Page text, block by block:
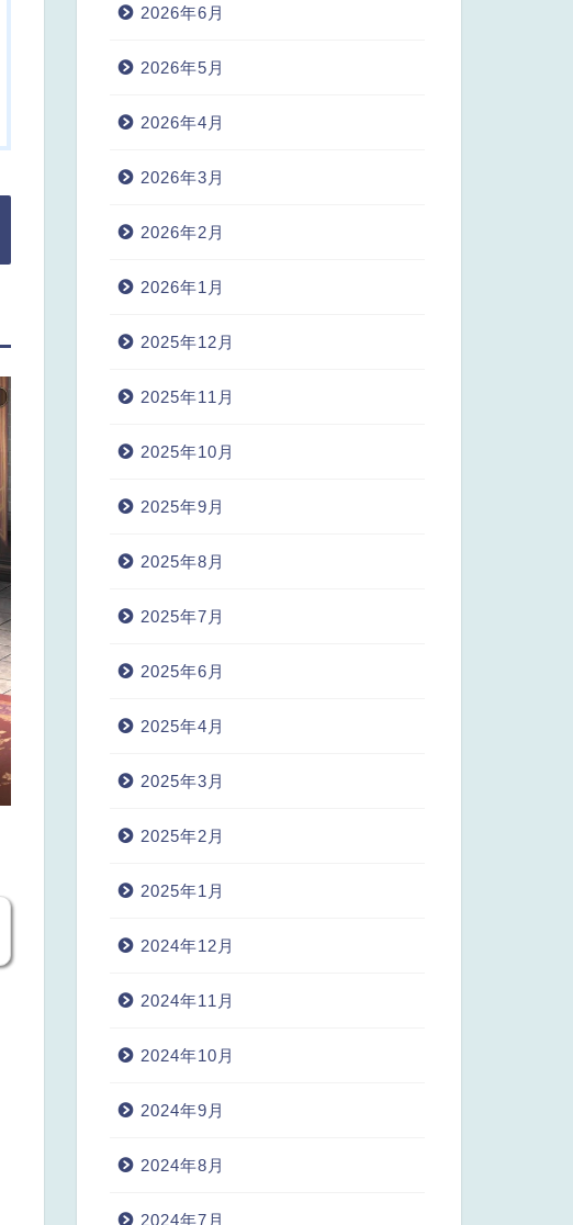
2026年6月
2026年5月
2026年4月
2026年3月
2026年2月
2026年1月
2025年12月
2025年11月
2025年10月
2025年9月
2025年8月
2025年7月
2025年6月
2025年4月
2025年3月
2025年2月
2025年1月
2024年12月
2024年11月
2024年10月
2024年9月
2024年8月
2024年7月